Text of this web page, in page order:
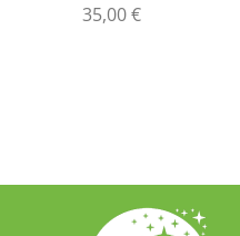
35,00€